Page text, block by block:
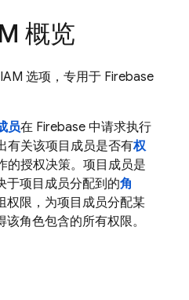
概览
选项，专用于 Firebase
员在 Firebase 中请求执行
有关该项目成员是否有权
的授权决策。项目成员是
于项目成员分配到的角
权限，为项目成员分配某
角色包含的所有权限。